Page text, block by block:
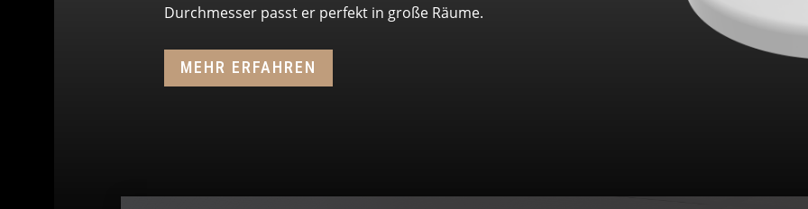
Durchmesser passt er perfekt in große Räume.
MEHR ERFAHREN